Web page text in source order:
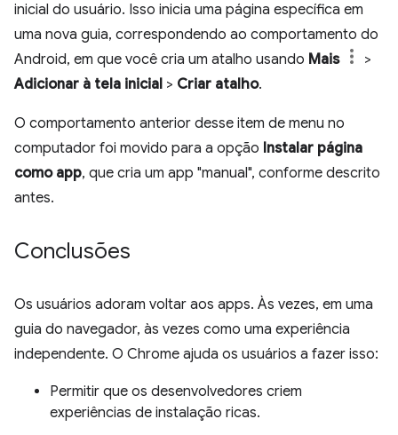
inicial do usuário. Isso inicia uma página específica em
uma nova guia, correspondendo ao comportamento do
Android, em que você cria um atalho usando Mais
>
Adicionar à tela inicial > Criar atalho.
O comportamento anterior desse item de menu no
computador foi movido para a opção Instalar página
como app, que cria um app "manual", conforme descrito
antes.
Conclusões
Os usuários adoram voltar aos apps. Às vezes, em uma
guia do navegador, às vezes como uma experiência
independente. O Chrome ajuda os usuários a fazer isso:
Permitir que os desenvolvedores criem
experiências de instalação ricas.